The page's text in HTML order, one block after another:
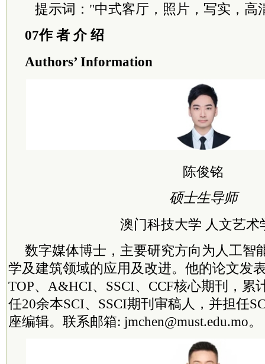
提示词："中式客厅，照片，写实，高
07作 者 介 绍
Authors’ Information
陈俊铭
硕士生导师
澳门科技大学 人文艺术
数字媒体博士，主要研究方向为人工智
学及建筑领域的应用及改进。他的论文发
TOP、A&HCI、SSCI、CCF核心期刊，累
任20余本SCI、SSCI期刊审稿人，并担任
座编辑。联系邮箱: jmchen@must.edu.mo。